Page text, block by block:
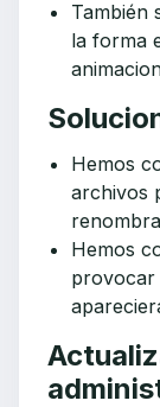
También
la forma
Hemos
archivos
Hemos
provocar